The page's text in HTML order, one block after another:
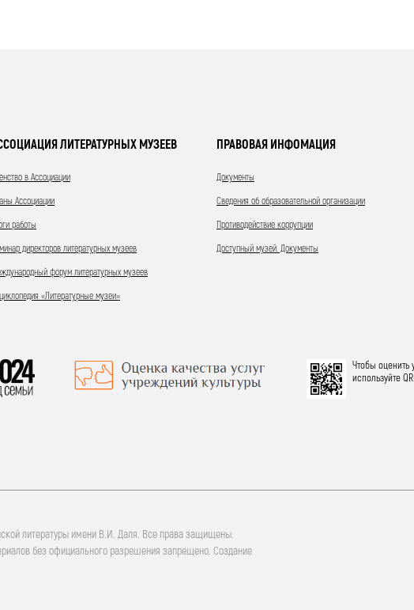
ЛИТЕРАТУРНЫХ МУЗЕЕВ
в Ассоциации
Ассоциации
работы
директоров литературных музеев
форум литературных музеев
«Литературные музеи»
ПРАВОВАЯ ИНФОМАЦИЯ
Документы
Сведения об образовательной организации
Противодействие коррупции
Доступный музей. Документы
Чтобы оценить
используйте
литературы имени В.И. Даля. Все права защищены.
без официального разрешения запрещено. Создание